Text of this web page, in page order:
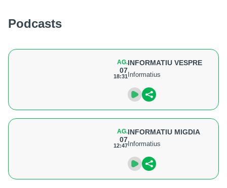
Podcasts
AG.
07
18:31
INFORMATIU VESPRE
Informatius
AG.
07
12:47
INFORMATIU MIGDIA
Informatius